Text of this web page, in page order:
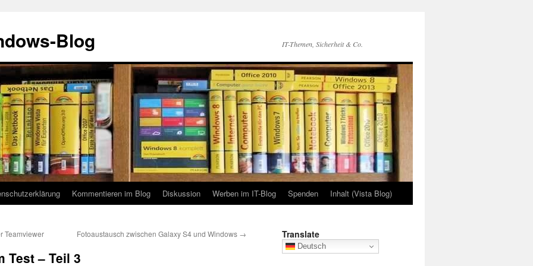
Blog IT-Themen, Sicherheit & Co.
Kommentieren im Blog Diskussion Werben im IT-Blog Spenden Inhalt (Vista Blog)
Teamviewer Fotoaustausch zwischen Galaxy S4 und Windows →
Test – Teil 3
Translate
Deutsch